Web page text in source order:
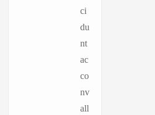
ci
du
nt
ac
co
nv
all